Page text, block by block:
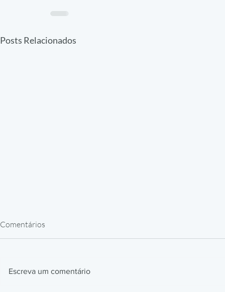
Posts Relacionados
Comentários
Escreva um comentário